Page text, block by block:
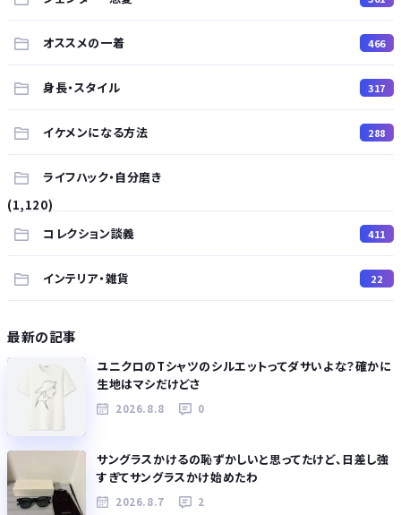
オススメの一着 466
身長・スタイル 317
イケメンになる方法 288
ライフハック・自分磨き
(1,120)
コレクション談義
411
インテリア・雑貨 22
最新の記事
ユニクロのTシャツのシルエットってダサいよな？確かに
生地はマシだけどさ
2026.8.8 0
サングラスかけるの恥ずかしいと思ってたけど、日差し強
すぎてサングラスかけ始めたわ
2026.8.7 2